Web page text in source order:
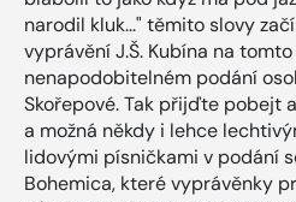
narodil kluk..." těmito slovy
vyprávění J.Š. Kubína na
nenapodobitelném podání
Skořepové. Tak přijďte pobejt
a možná někdy i lehce
lidovými písničkami v podání
Bohemica, které vyprávěnky